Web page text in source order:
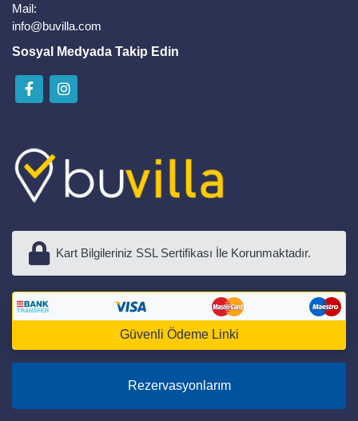
Mail:
info@buvilla.com
Sosyal Medyada Takip Edin
Kart Bilgileriniz SSL Sertifikası İle Korunmaktadır.
Güvenli Ödeme Linki
Rezervasyonlarım